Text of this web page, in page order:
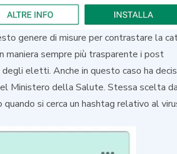
genere di misure per contrastare la
maniera sempre più trasparente i post
eletti. Anche in questo caso ha
Ministero della Salute. Stessa scelta
si cerca un hashtag relativo al